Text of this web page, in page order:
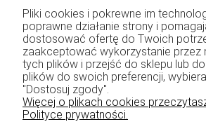
Moje konto
Twoje zamówienia
Program
Pliki cookies i pokrewne im
poprawne działanie strony i
dostosować ofertę do Twoich
zaakceptować wykorzystanie przez
tych plików i przejść do sklepu lub
plików do swoich preferencji,
"Dostosuj zgody".
Więcej o plikach cookies
Polityce prywatności.